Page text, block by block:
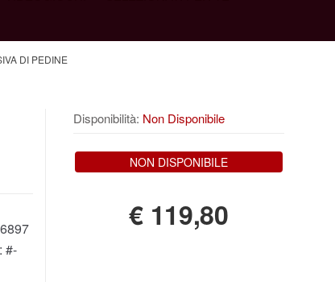
DI PEDINE
#-
Disponibilità: Non Disponibile
NON DISPONIBILE
€ 119,80